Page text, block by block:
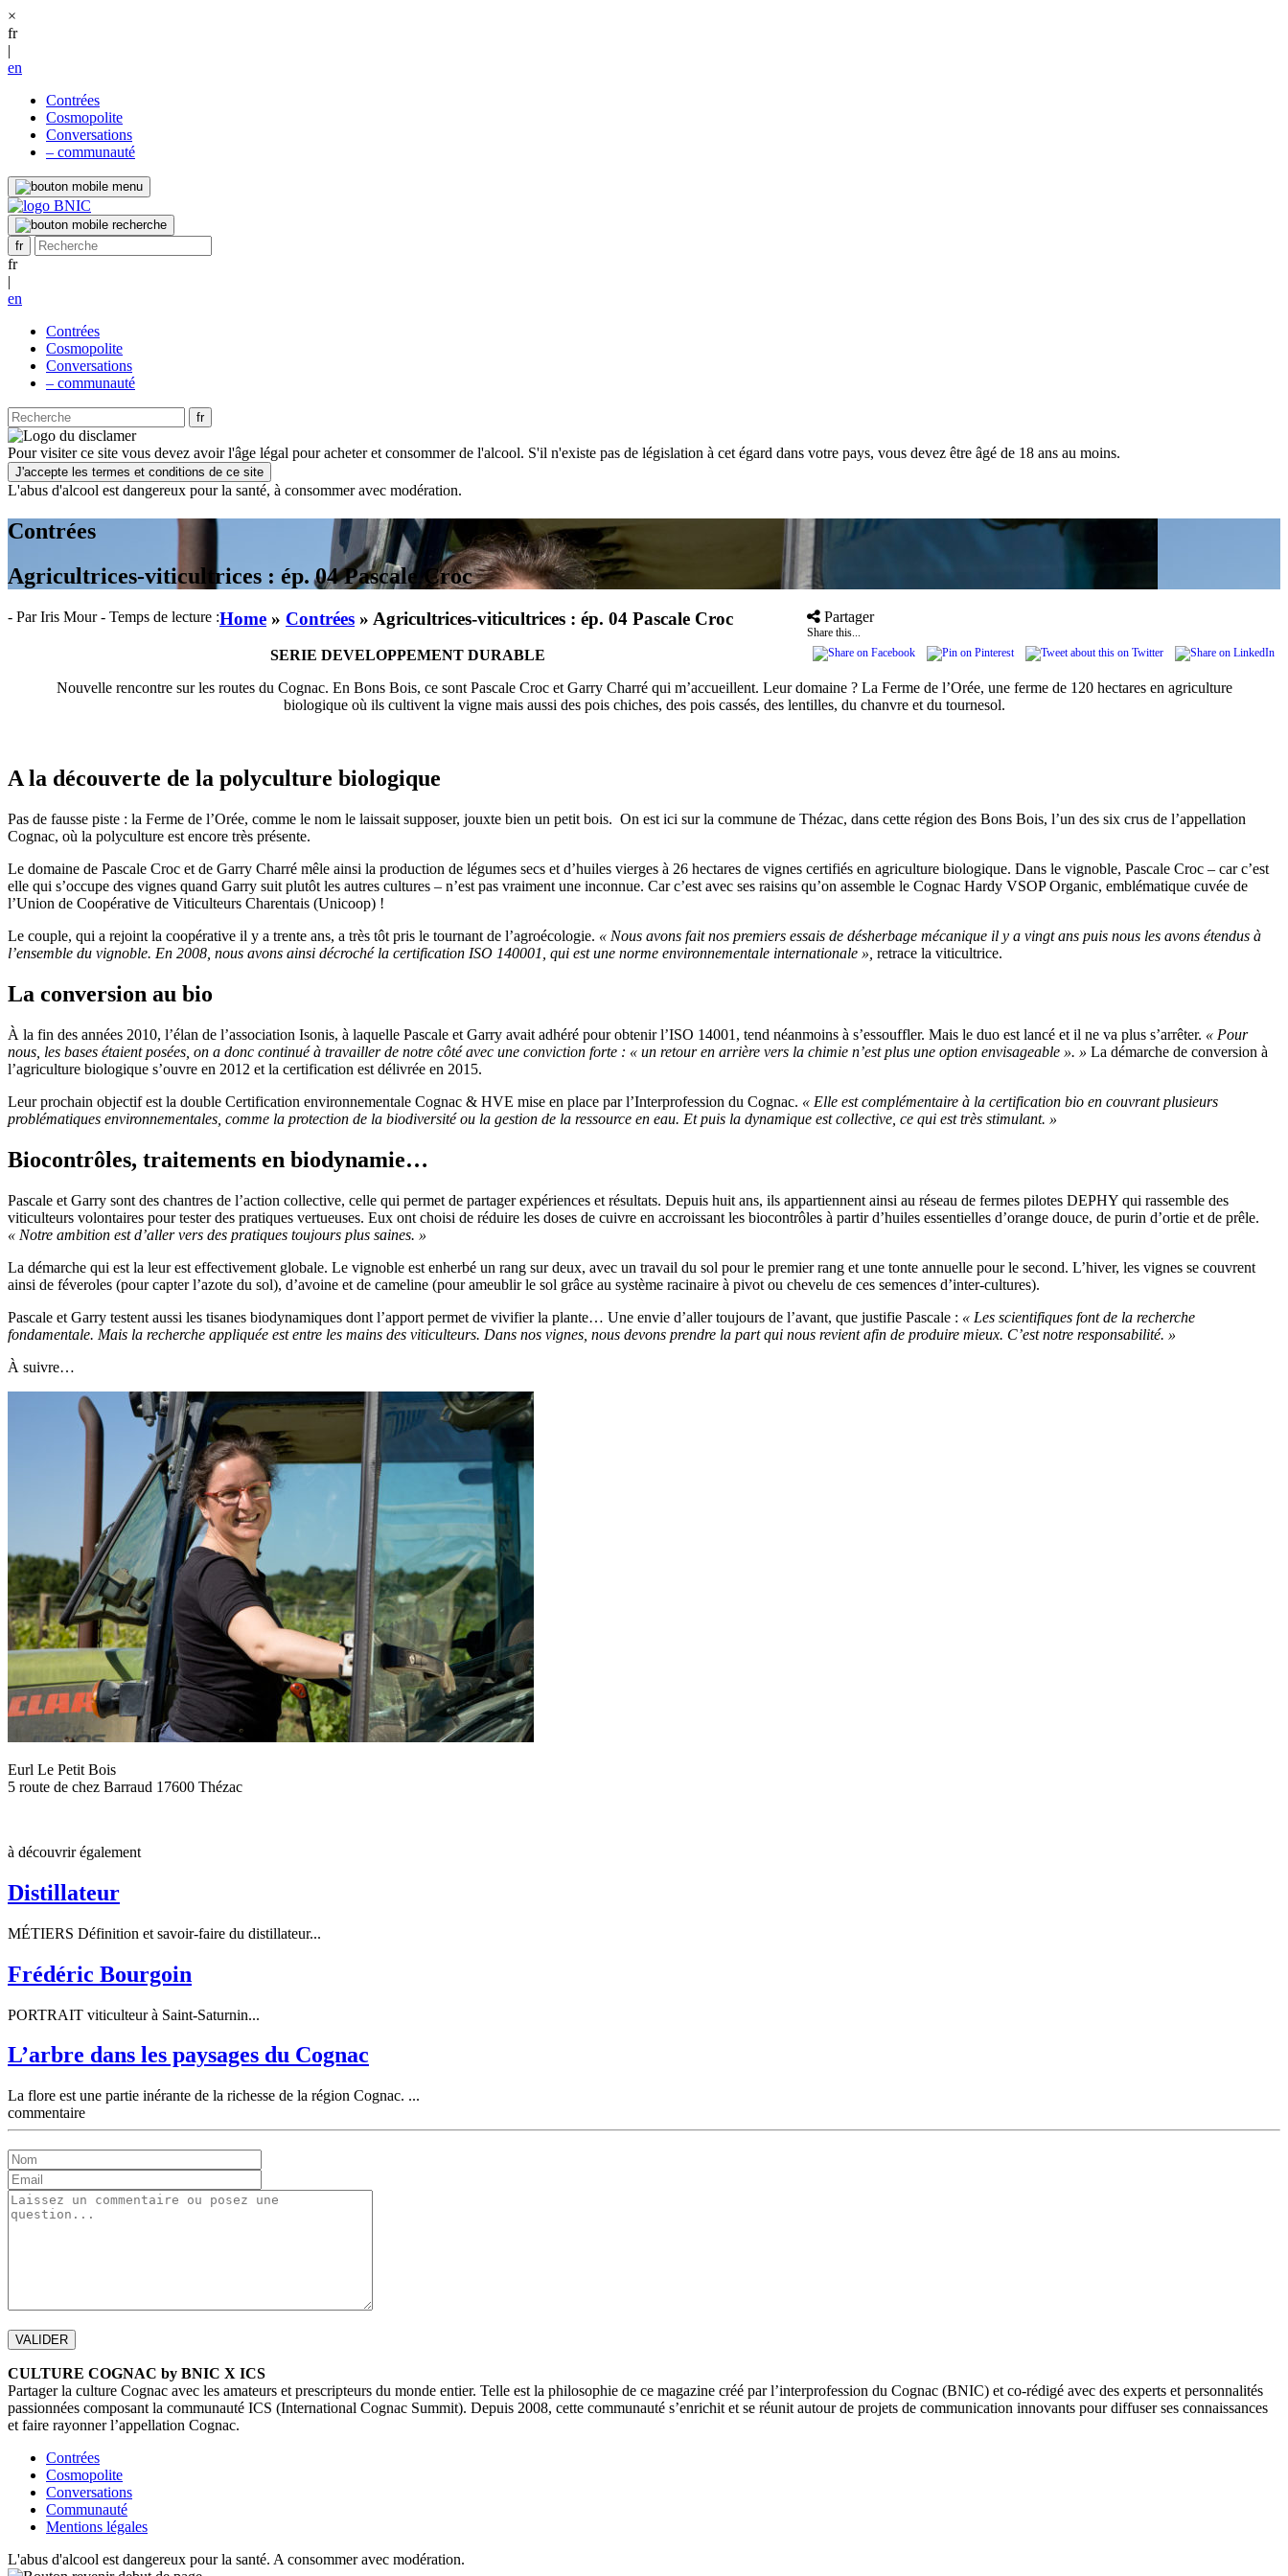
×
fr
|
en
Contrées
Cosmopolite
Conversations
– communauté
fr
|
en
Contrées
Cosmopolite
Conversations
– communauté
Pour visiter ce site vous devez avoir l'âge légal pour acheter et consommer de l'alcool. S'il n'existe pas de législation à cet égard dans votre pays, vous devez être âgé de 18 ans au moins.
J'accepte les termes et conditions de ce site
L'abus d'alcool est dangereux pour la santé, à consommer avec modération.
Contrées
Agricultrices-viticultrices : ép. 04 Pascale Croc
- Par Iris Mour- Temps de lecture : Partager
Share this...
Home » Contrées » Agricultrices-viticultrices : ép. 04 Pascale Croc
SERIE DEVELOPPEMENT DURABLE
Nouvelle rencontre sur les routes du Cognac. En Bons Bois, ce sont Pascale Croc et Garry Charré qui m’accueillent. Leur domaine ? La Ferme de l’Orée, une ferme de 120 hectares en agriculture
biologique où ils cultivent la vigne mais aussi des pois chiches, des pois cassés, des lentilles, du chanvre et du tournesol.
A la découverte de la polyculture biologique
Pas de fausse piste : la Ferme de l’Orée, comme le nom le laissait supposer, jouxte bien un petit bois. On est ici sur la commune de Thézac, dans cette région des Bons Bois, l’un des six crus de l’appellation
Cognac, où la polyculture est encore très présente.
Le domaine de Pascale Croc et de Garry Charré mêle ainsi la production de légumes secs et d’huiles vierges à 26 hectares de vignes certifiés en agriculture biologique. Dans le vignoble, Pascale Croc – car c’est
elle qui s’occupe des vignes quand Garry suit plutôt les autres cultures – n’est pas vraiment une inconnue. Car c’est avec ses raisins qu’on assemble le Cognac Hardy VSOP Organic, emblématique cuvée de
l’Union de Coopérative de Viticulteurs Charentais (Unicoop) !
Le couple, qui a rejoint la coopérative il y a trente ans, a très tôt pris le tournant de l’agroécologie. « Nous avons fait nos premiers essais de désherbage mécanique il y a vingt ans puis nous les avons étendus à
l’ensemble du vignoble. En 2008, nous avons ainsi décroché la certification ISO 140001, qui est une norme environnementale internationale », retrace la viticultrice.
La conversion au bio
À la fin des années 2010, l’élan de l’association Isonis, à laquelle Pascale et Garry avait adhéré pour obtenir l’ISO 14001, tend néanmoins à s’essouffler. Mais le duo est lancé et il ne va plus s’arrêter. « Pour
nous, les bases étaient posées, on a donc continué à travailler de notre côté avec une conviction forte : « un retour en arrière vers la chimie n’est plus une option envisageable ». » La démarche de conversion à
l’agriculture biologique s’ouvre en 2012 et la certification est délivrée en 2015.
Leur prochain objectif est la double Certification environnementale Cognac & HVE mise en place par l’Interprofession du Cognac. « Elle est complémentaire à la certification bio en couvrant plusieurs
problématiques environnementales, comme la protection de la biodiversité ou la gestion de la ressource en eau. Et puis la dynamique est collective, ce qui est très stimulant. »
Biocontrôles, traitements en biodynamie…
Pascale et Garry sont des chantres de l’action collective, celle qui permet de partager expériences et résultats. Depuis huit ans, ils appartiennent ainsi au réseau de fermes pilotes DEPHY qui rassemble des
viticulteurs volontaires pour tester des pratiques vertueuses. Eux ont choisi de réduire les doses de cuivre en accroissant les biocontrôles à partir d’huiles essentielles d’orange douce, de purin d’ortie et de prêle.
« Notre ambition est d’aller vers des pratiques toujours plus saines. »
La démarche qui est la leur est effectivement globale. Le vignoble est enherbé un rang sur deux, avec un travail du sol pour le premier rang et une tonte annuelle pour le second. L’hiver, les vignes se couvrent
ainsi de féveroles (pour capter l’azote du sol), d’avoine et de cameline (pour ameublir le sol grâce au système racinaire à pivot ou chevelu de ces semences d’inter-cultures).
Pascale et Garry testent aussi les tisanes biodynamiques dont l’apport permet de vivifier la plante… Une envie d’aller toujours de l’avant, que justifie Pascale : « Les scientifiques font de la recherche
fondamentale. Mais la recherche appliquée est entre les mains des viticulteurs. Dans nos vignes, nous devons prendre la part qui nous revient afin de produire mieux. C’est notre responsabilité. »
À suivre…
Eurl Le Petit Bois
5 route de chez Barraud 17600 Thézac
à découvrir également
Distillateur
MÉTIERS Définition et savoir-faire du distillateur...
Frédéric Bourgoin
PORTRAIT viticulteur à Saint-Saturnin...
L’arbre dans les paysages du Cognac
La flore est une partie inérante de la richesse de la région Cognac. ...
commentaire
CULTURE COGNAC by BNIC X ICS
Partager la culture Cognac avec les amateurs et prescripteurs du monde entier. Telle est la philosophie de ce magazine créé par l’interprofession du Cognac (BNIC) et co-rédigé avec des experts et personnalités
passionnées composant la communauté ICS (International Cognac Summit). Depuis 2008, cette communauté s’enrichit et se réunit autour de projets de communication innovants pour diffuser ses connaissances
et faire rayonner l’appellation Cognac.
Contrées
Cosmopolite
Conversations
Communauté
Mentions légales
L'abus d'alcool est dangereux pour la santé. A consommer avec modération.